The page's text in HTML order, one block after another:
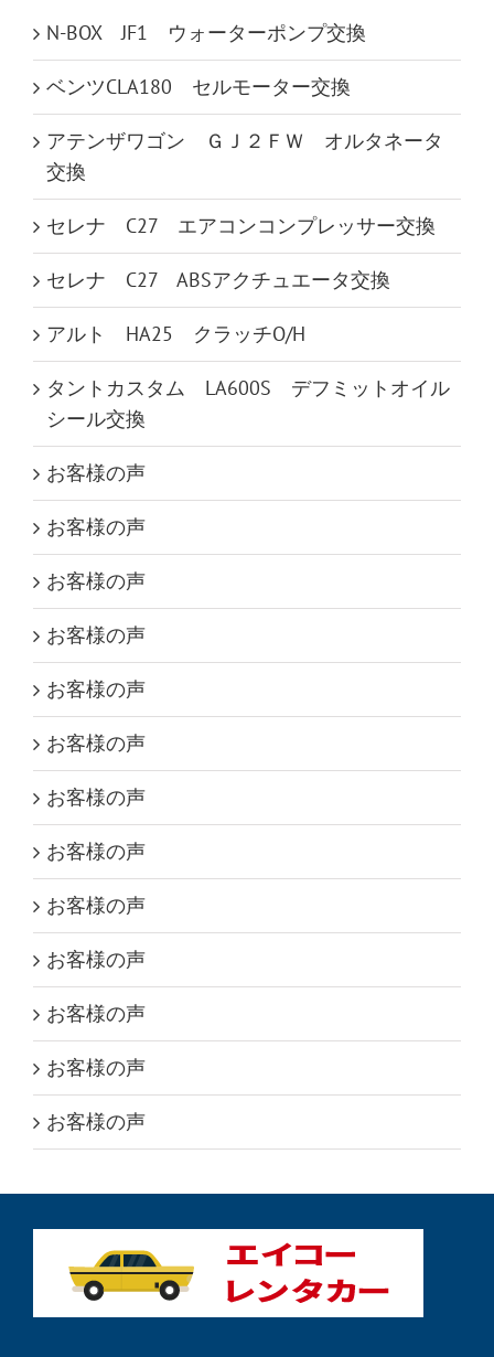
N-BOX JF1 ウォーターポンプ交換
ベンツCLA180 セルモーター交換
アテンザワゴン ＧＪ２ＦＷ オルタネータ
交換
セレナ C27 エアコンコンプレッサー交換
セレナ C27 ABSアクチュエータ交換
アルト HA25 クラッチO/H
タントカスタム LA600S デフミットオイル
シール交換
お客様の声
お客様の声
お客様の声
お客様の声
お客様の声
お客様の声
お客様の声
お客様の声
お客様の声
お客様の声
お客様の声
お客様の声
お客様の声